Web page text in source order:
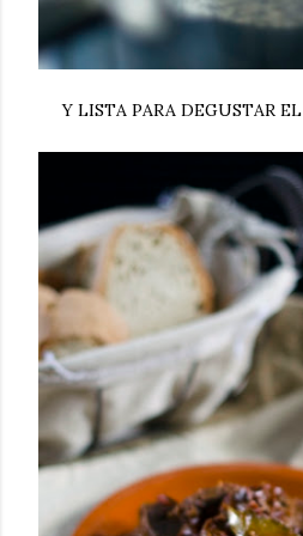
Y LISTA PARA DEGUSTAR EL